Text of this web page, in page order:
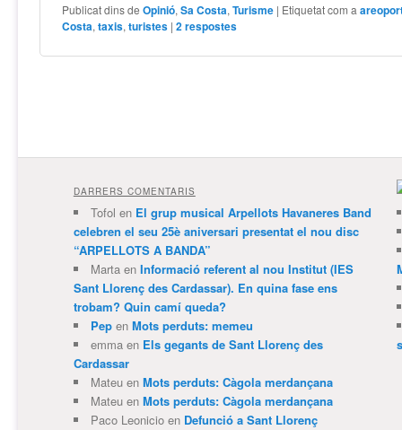
Publicat dins de Opinió,Sa Costa,Turisme | Etiquetat com a
Costa,taxis,turistes |2respostes
DARRERS COMENTARIS
Tofol en El grup musical Arpellots Havaneres Band
celebren el seu 25è aniversari presentat el nou disc
“ARPELLOTS A BANDA”
Martaen Informació referent al nou Institut (IES
Sant Llorenç des Cardassar). En quina fase ens
trobam? Quin camí queda?
Pepen Mots perduts: memeu
emmaen Els gegants de Sant Llorenç des
Cardassar
Mateuen Mots perduts: Càgola merdançana
Mateuen Mots perduts: Càgola merdançana
Paco Leonicioen Defunció a Sant Llorenç